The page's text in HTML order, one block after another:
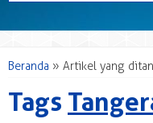
Beranda » Artikel yang
Tags